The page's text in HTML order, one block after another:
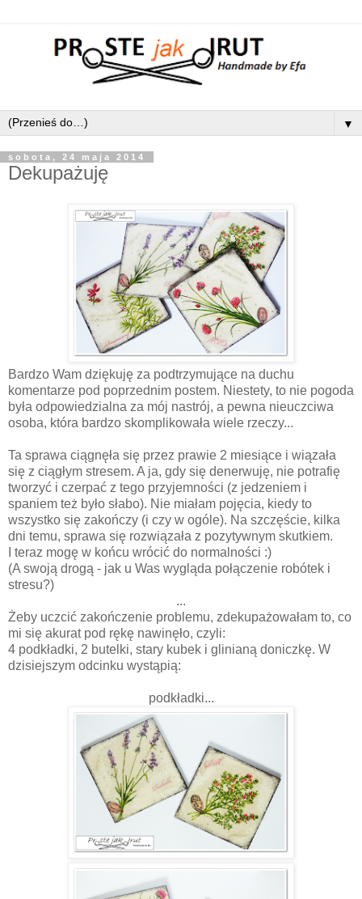
▼
sobota, 24 maja 2014
Dekupażuję
Bardzo Wam dziękuję za podtrzymujące na duchu
komentarze pod poprzednim postem. Niestety, to nie pogoda
była odpowiedzialna za mój nastrój, a pewna nieuczciwa
osoba, która bardzo skomplikowała wiele rzeczy...
Ta sprawa ciągnęła się przez prawie 2 miesiące i wiązała
się z ciągłym stresem. A ja, gdy się denerwuję, nie potrafię
tworzyć i czerpać z tego przyjemności (z jedzeniem i
spaniem też było słabo). Nie miałam pojęcia, kiedy to
wszystko się zakończy (i czy w ogóle). Na szczęście, kilka
dni temu, sprawa się rozwiązała z pozytywnym skutkiem.
I teraz mogę w końcu wrócić do normalności :)
(A swoją drogą - jak u Was wygląda połączenie robótek i
stresu?)
...
Żeby uczcić zakończenie problemu, zdekupażowałam to, co
mi się akurat pod rękę nawinęło, czyli:
4 podkładki, 2 butelki, stary kubek i glinianą doniczkę. W
dzisiejszym odcinku wystąpią:
podkładki...